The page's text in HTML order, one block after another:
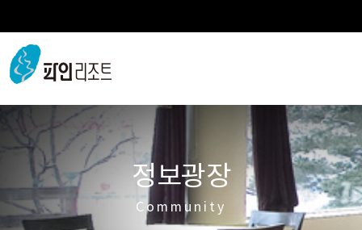
정보광장
Community